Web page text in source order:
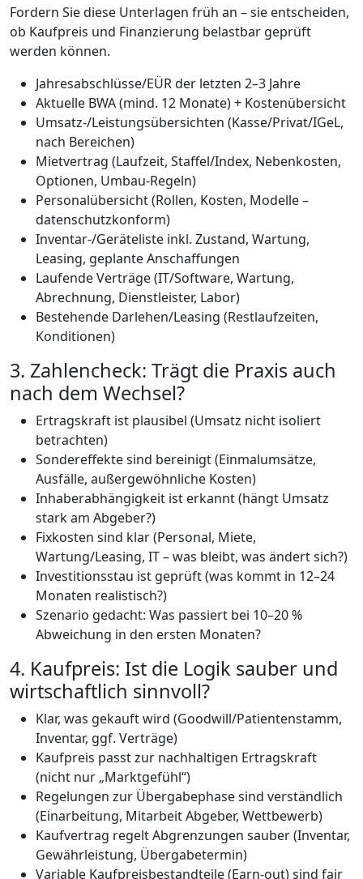
Fordern Sie diese Unterlagen früh an – sie entscheiden,
ob Kaufpreis und Finanzierung belastbar geprüft
werden können.
Jahresabschlüsse/EÜR der letzten 2–3 Jahre
Aktuelle BWA (mind. 12 Monate) + Kostenübersicht
Umsatz-/Leistungsübersichten (Kasse/Privat/IGeL,
nach Bereichen)
Mietvertrag (Laufzeit, Staffel/Index, Nebenkosten,
Optionen, Umbau-Regeln)
Personalübersicht (Rollen, Kosten, Modelle –
datenschutzkonform)
Inventar-/Geräteliste inkl. Zustand, Wartung,
Leasing, geplante Anschaffungen
Laufende Verträge (IT/Software, Wartung,
Abrechnung, Dienstleister, Labor)
Bestehende Darlehen/Leasing (Restlaufzeiten,
Konditionen)
3. Zahlencheck: Trägt die Praxis auch
nach dem Wechsel?
Ertragskraft ist plausibel (Umsatz nicht isoliert
betrachten)
Sondereffekte sind bereinigt (Einmalumsätze,
Ausfälle, außergewöhnliche Kosten)
Inhaberabhängigkeit ist erkannt (hängt Umsatz
stark am Abgeber?)
Fixkosten sind klar (Personal, Miete,
Wartung/Leasing, IT – was bleibt, was ändert sich?)
Investitionsstau ist geprüft (was kommt in 12–24
Monaten realistisch?)
Szenario gedacht: Was passiert bei 10–20 %
Abweichung in den ersten Monaten?
4. Kaufpreis: Ist die Logik sauber und
wirtschaftlich sinnvoll?
Klar, was gekauft wird (Goodwill/Patientenstamm,
Inventar, ggf. Verträge)
Kaufpreis passt zur nachhaltigen Ertragskraft
(nicht nur „Marktgefühl“)
Regelungen zur Übergabephase sind verständlich
(Einarbeitung, Mitarbeit Abgeber, Wettbewerb)
Kaufvertrag regelt Abgrenzungen sauber (Inventar,
Gewährleistung, Übergabetermin)
Variable Kaufpreisbestandteile (Earn-out) sind fair